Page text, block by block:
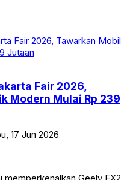
Fair 2026,
Modern Mulai Rp 239
17 Jun 2026
Geely EX2